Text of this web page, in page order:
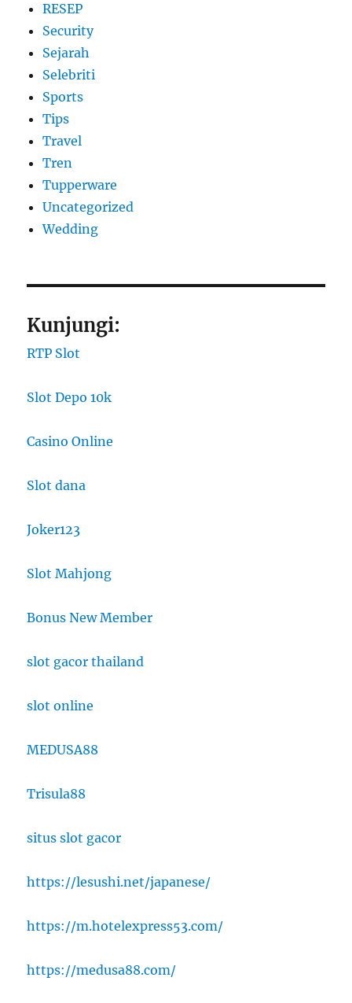
RESEP
Security
Sejarah
Selebriti
Sports
Tips
Travel
Tren
Tupperware
Uncategorized
Wedding
Kunjungi:
RTP Slot
Slot Depo 10k
Casino Online
Slot dana
Joker123
Slot Mahjong
Bonus New Member
slot gacor thailand
slot online
MEDUSA88
Trisula88
situs slot gacor
https://lesushi.net/japanese/
https://m.hotelexpress53.com/
https://medusa88.com/